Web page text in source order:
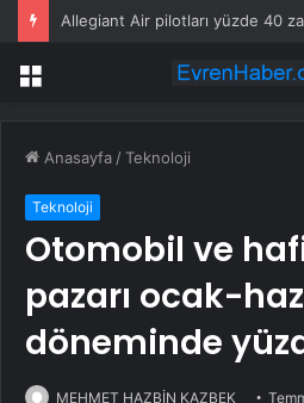
Menü
Anasayfa /Teknoloji
Teknoloji
Otomobil ve
pazarı ocak-
döneminde
MEHMET HAZBİN KAZBEK